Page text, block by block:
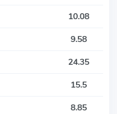
10.08
9.58
24.35
15.5
8.85